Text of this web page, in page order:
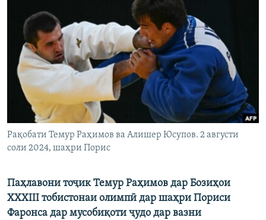
ГУЗОРИШҲОИ РАДИОӢ
Русский
ПАЙГИРӢ КУНЕД
Ҳамаи сомонаҳои RFE/RL
Рақобати Темур Раҳимов ва Алишер Юсупов. 2 августи
соли 2024, шаҳри Порис
Паҳлавони тоҷик Темур Раҳимов дар Бозиҳои
XXXIII тобистонаи олимпӣ дар шаҳри Пориси
Фаронса дар мусобиқоти ҷудо дар вазни